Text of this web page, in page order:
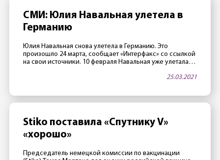
СМИ: Юлия Навальная улетела в
Германию
Юлия Навальная снова улетела в Германию. Это
произошло 24 марта, сообщает «Интерфакс» со ссылкой
на свои источники. 10 февраля Навальная уже улетала в
февраля. Накануне стало известно, что самочувствие
адвокат Ольга Михайлова. […]
25.03.2021
Stiko поставила «Спутнику V»
«хорошо»
Председатель немецкой комиссии по вакцинации